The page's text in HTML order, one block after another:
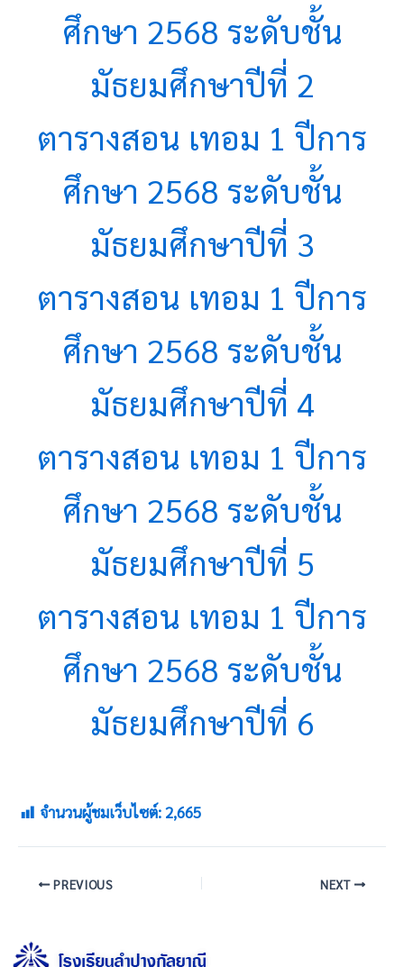
ศึกษา 2568 ระดับชั้น
มัธยมศึกษาปีที่ 2
ตารางสอน เทอม 1 ปีการ
ศึกษา 2568 ระดับชั้น
มัธยมศึกษาปีที่ 3
ตารางสอน เทอม 1 ปีการ
ศึกษา 2568 ระดับชั้น
มัธยมศึกษาปีที่ 4
ตารางสอน เทอม 1 ปีการ
ศึกษา 2568 ระดับชั้น
มัธยมศึกษาปีที่ 5
ตารางสอน เทอม 1 ปีการ
ศึกษา 2568 ระดับชั้น
มัธยมศึกษาปีที่ 6
จำนวนผู้ชมเว็บไซต์:2,665
PREVIOUS NEXT